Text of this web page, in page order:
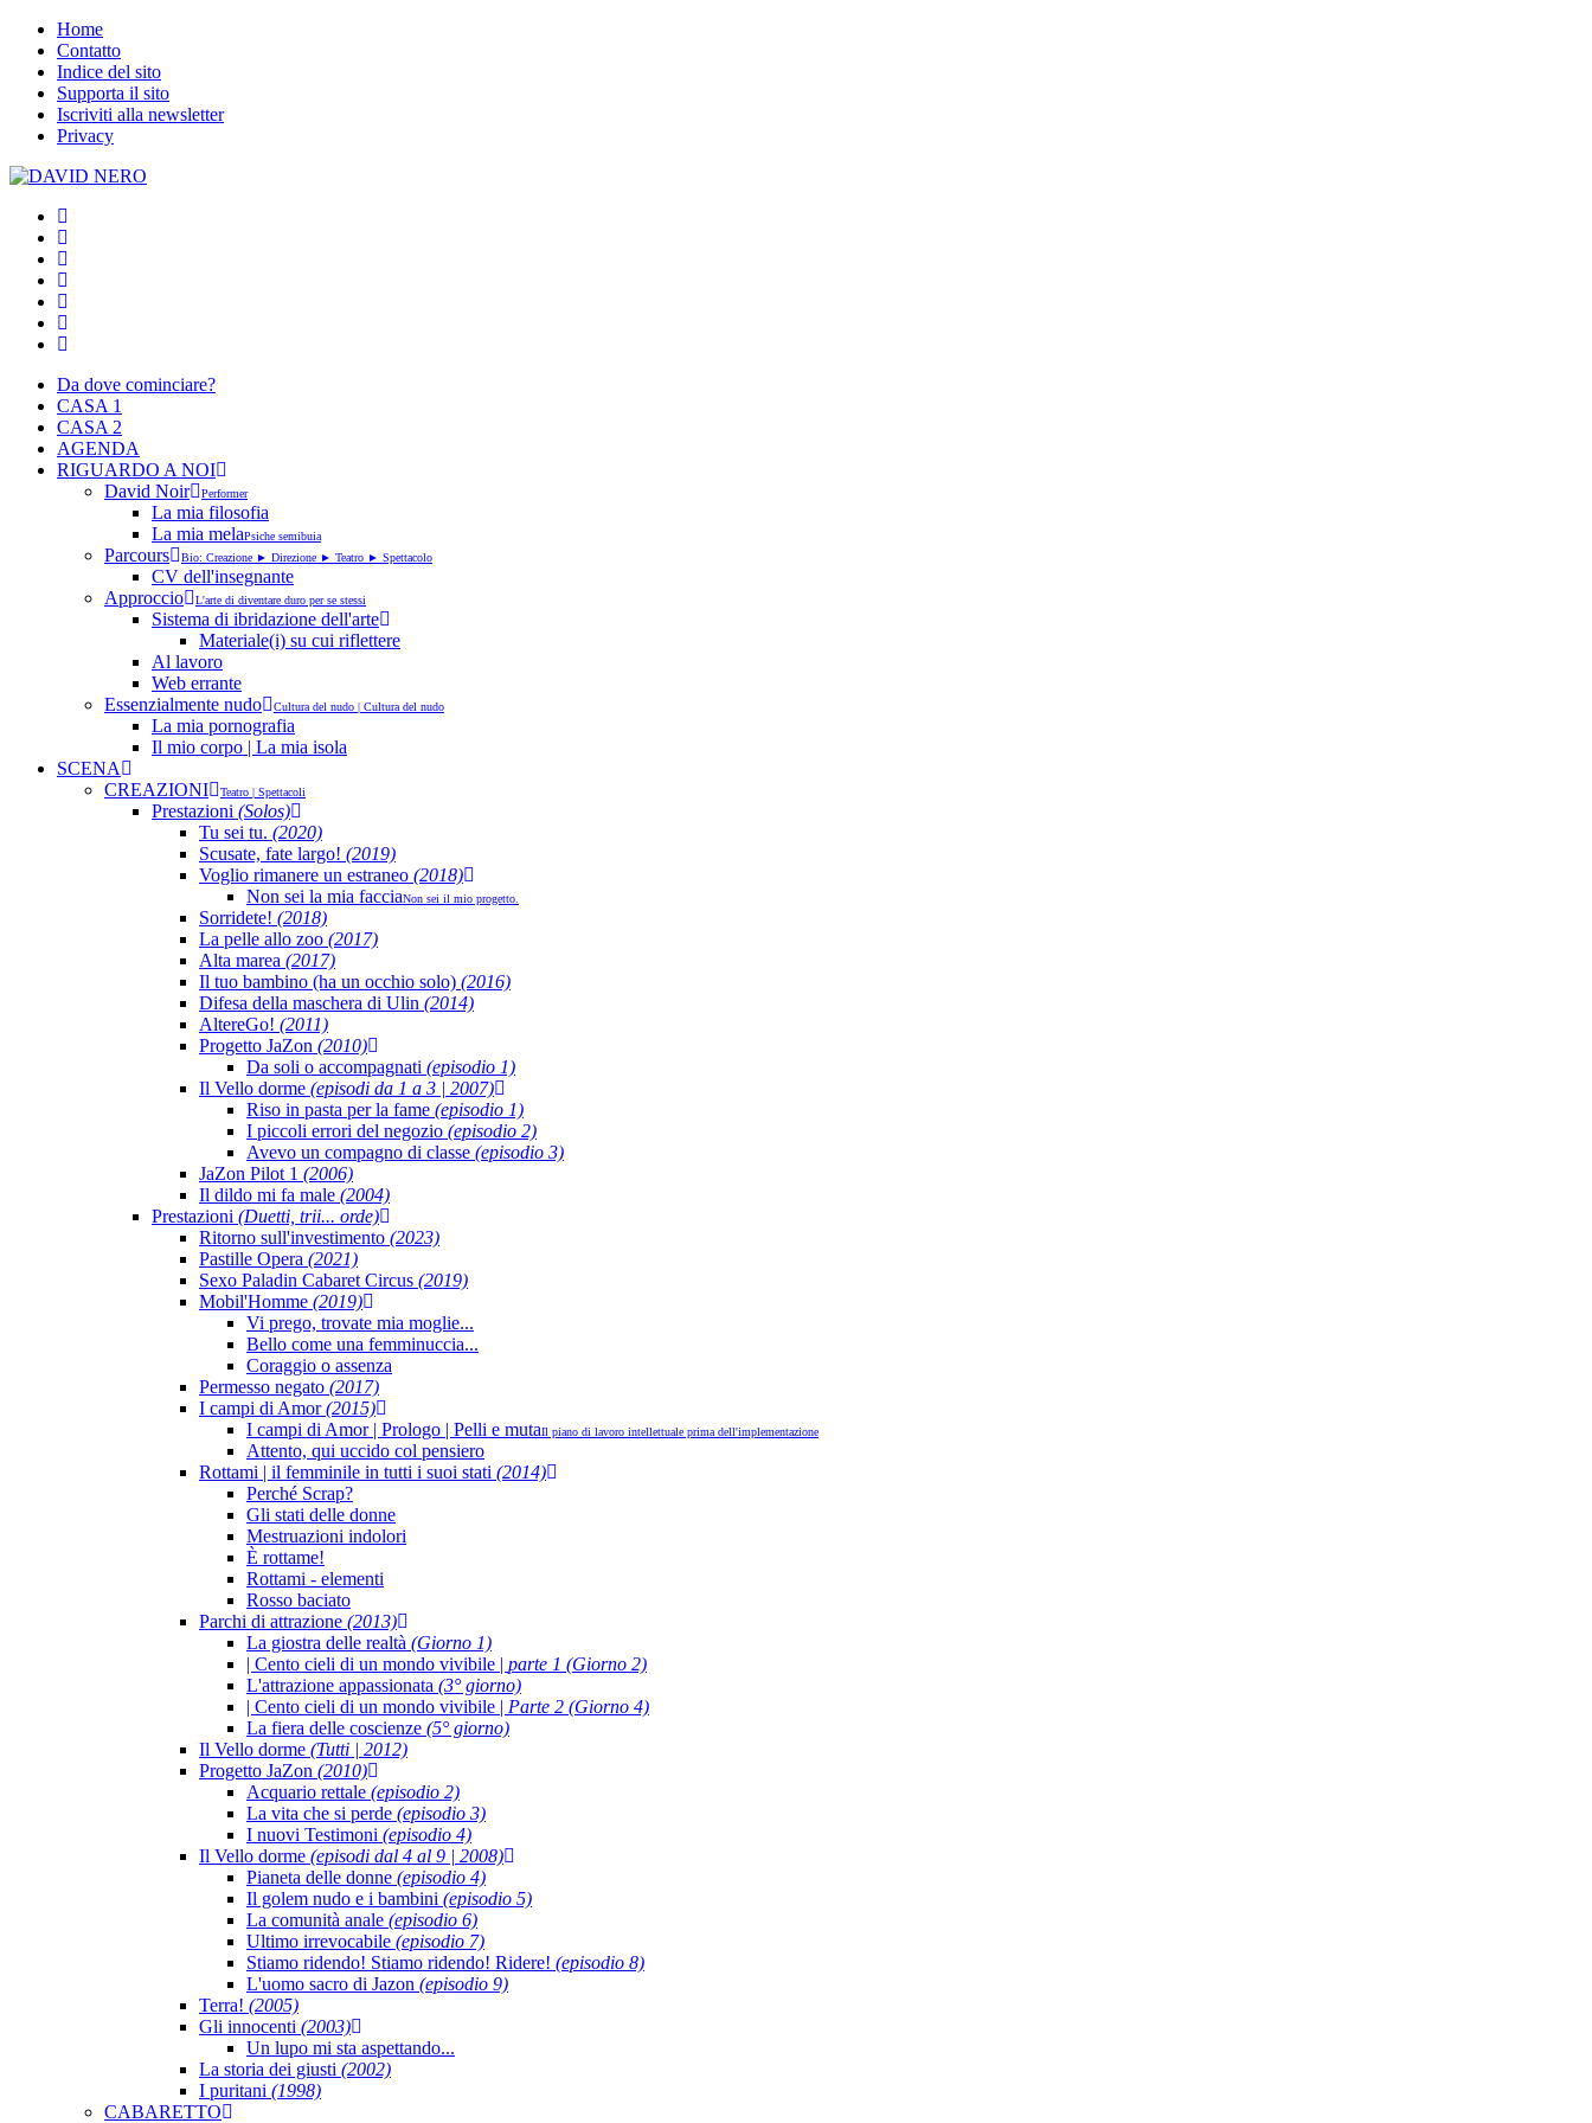
Home
Contatto
Indice del sito
Supporta il sito
Iscriviti alla newsletter
Privacy
Da dove cominciare?
CASA 1
CASA 2
AGENDA
RIGUARDO A NOI
David Noir
Performer
La mia filosofia
La mia melaPsiche semibuia
Parcours Bio: Creazione ► Direzione ► Teatro ► Spettacolo
CV dell'insegnante
Approccio
L'arte di diventare duro per se stessi
Sistema di ibridazione dell'arte
Materiale(i) su cui riflettere
Al lavoro
Web errante
Essenzialmente nudo
Cultura del nudo | Cultura del nudo
La mia pornografia
Il mio corpo | La mia isola
SCENA
CREAZIONI
Teatro | Spettacoli
Prestazioni (Solos)
Tu sei tu. (2020)
Scusate, fate largo! (2019)
Voglio rimanere un estraneo (2018)
Non sei la mia facciaNon sei il mio progetto.
Sorridete! (2018)
La pelle allo zoo (2017)
Alta marea (2017)
Il tuo bambino (ha un occhio solo) (2016)
Difesa della maschera di Ulin (2014)
AltereGo! (2011)
Progetto JaZon (2010)
Da soli o accompagnati (episodio 1)
Il Vello dorme (episodi da 1 a 3 | 2007)
Riso in pasta per la fame (episodio 1)
I piccoli errori del negozio (episodio 2)
Avevo un compagno di classe (episodio 3)
JaZon Pilot 1 (2006)
Il dildo mi fa male (2004)
Prestazioni (Duetti, trii... orde)
Ritorno sull'investimento (2023)
Pastille Opera (2021)
Sexo Paladin Cabaret Circus (2019)
Mobil'Homme (2019)
Vi prego, trovate mia moglie...
Bello come una femminuccia...
Coraggio o assenza
Permesso negato (2017)
I campi di Amor(2015)
I campi di Amor | Prologo | Pelli e mutaIl piano di lavoro intellettuale prima dell'implementazione
Attento, qui uccido col pensiero
Rottami | il femminile in tutti i suoi stati (2014)
Perché Scrap?
Gli stati delle donne
Mestruazioni indolori
È rottame!
Rottami - elementi
Rosso baciato
Parchi di attrazione (2013)
La giostra delle realtà (Giorno 1)
| Cento cieli di un mondo vivibile | parte 1 (Giorno 2)
L'attrazione appassionata (3° giorno)
| Cento cieli di un mondo vivibile | Parte 2 (Giorno 4)
La fiera delle coscienze (5° giorno)
Il Vello dorme (Tutti | 2012)
Progetto JaZon (2010)
Acquario rettale (episodio 2)
La vita che si perde (episodio 3)
I nuovi Testimoni (episodio 4)
Il Vello dorme (episodi dal 4 al 9 | 2008)
Pianeta delle donne (episodio 4)
Il golem nudo e i bambini (episodio 5)
La comunità anale (episodio 6)
Ultimo irrevocabile (episodio 7)
Stiamo ridendo! Stiamo ridendo! Ridere! (episodio 8)
L'uomo sacro di Jazon (episodio 9)
Terra! (2005)
Gli innocenti (2003)
Un lupo mi sta aspettando...
La storia dei giusti (2002)
I puritani (1998)
CABARETTO